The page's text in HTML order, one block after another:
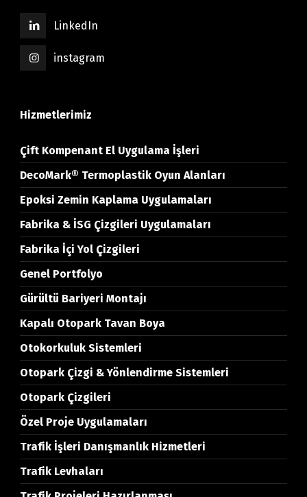
LinkedIn
instagram
Hizmetlerimiz
Çift Kompenant El Uygulama İşleri
DecoMark® Termoplastik Oyun Alanları
Epoksi Zemin Kaplama Uygulamaları
Fabrika & İSG Çizgileri Uygulamaları
Fabrika İçi Yol Çizgileri
Genel Portfolyo
Gürültü Bariyeri Montajı
Kapalı Otopark Tavan Boya
Otokorkuluk Sistemleri
Otopark Çizgi & Yönlendirme Sistemleri
Otopark Çizgileri
Özel Proje Uygulamaları
Trafik İşleri Danışmanlık Hizmetleri
Trafik Levhaları